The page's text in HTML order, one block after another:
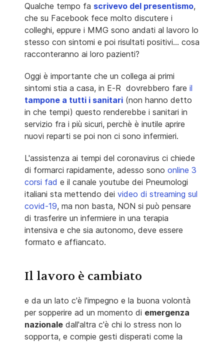
Qualche tempo fa scrivevo del presentismo,
che su Facebook fece molto discutere i
colleghi, eppure i MMG sono andati al lavoro lo
stesso con sintomi e poi risultati positivi... cosa
racconteranno ai loro pazienti?
Oggi è importante che un collega ai primi
sintomi stia a casa, in E-R dovrebbero fare il
tampone a tutti i sanitari (non hanno detto
in che tempi) questo renderebbe i sanitari in
servizio fra i più sicuri, perchè è inutile aprire
nuovi reparti se poi non ci sono infermieri.
L'assistenza ai tempi del coronavirus ci chiede
di formarci rapidamente, adesso sono online 3
corsi fad e il canale youtube dei Pneumologi
italiani sta mettendo dei video di streaming sul
covid-19, ma non basta, NON si può pensare
di trasferire un infermiere in una terapia
intensiva e che sia autonomo, deve essere
formato e affiancato.
Il lavoro è cambiato
e da un lato c'è l'impegno e la buona volontà
per sopperire ad un momento di emergenza
nazionale dall'altra c'è chi lo stress non lo
sopporta, e compie gesti disperati come la